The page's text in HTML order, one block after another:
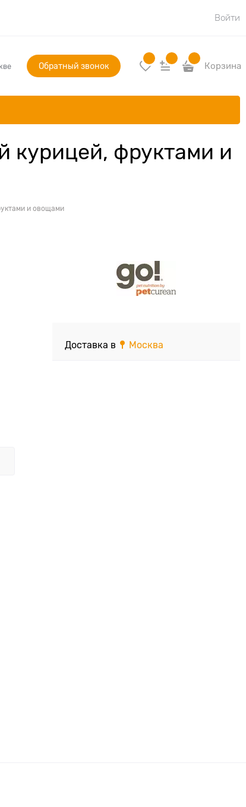
Войти
Обратный звонок Корзина
курицей, фруктами и
и овощами
Доставка в Москва